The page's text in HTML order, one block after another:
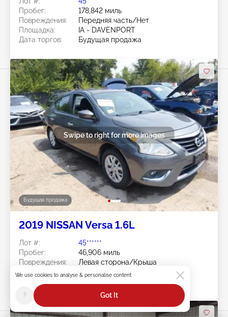
Пробег:
178,842 миль
Повреждения:
Передняя часть/Нет
Площадка:
IA - DAVENPORT
Дата торгов:
Будущая продажа
Будущая продажа
Swipe to right for more images
2019 NISSAN Versa 1.6L
Лот #:
45******
Пробег:
46,906 миль
Повреждения:
Левая сторона/Крыша
Площадка:
KS - KANSAS CITY
We use cookies to analyse & personalise content
? Got It